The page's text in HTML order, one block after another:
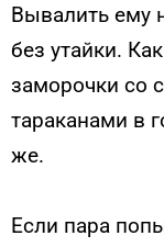
Вывалить ему
без утайки.
заморочки со
тараканами в
же.
Если пара